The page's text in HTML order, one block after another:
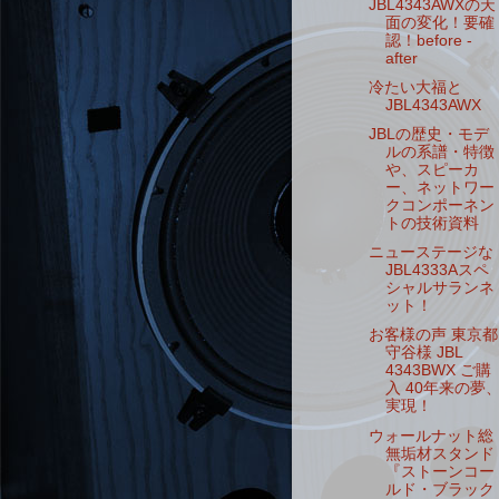
JBL4343AWXの天
面の変化！要確
認！before -
after
冷たい大福と
JBL4343AWX
JBLの歴史・モデ
ルの系譜・特徴
や、スピーカ
ー、ネットワー
クコンポーネン
トの技術資料
ニューステージな
JBL4333Aスペ
シャルサランネ
ット！
お客様の声 東京都
守谷様 JBL
4343BWX ご購
入 40年来の夢
実現！
ウォールナット総
無垢材スタンド
『ストーンコー
ルド・ブラック